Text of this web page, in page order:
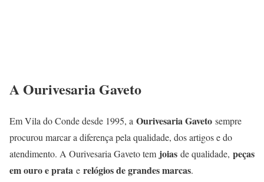
A Ourivesaria Gaveto
Em Vila do Conde desde 1995, a Ourivesaria Gaveto sempre
procurou marcar a diferença pela qualidade, dos artigos e do
atendimento. A Ourivesaria Gaveto tem joias de qualidade, peças
em ouro e prata e relógios de grandes marcas.